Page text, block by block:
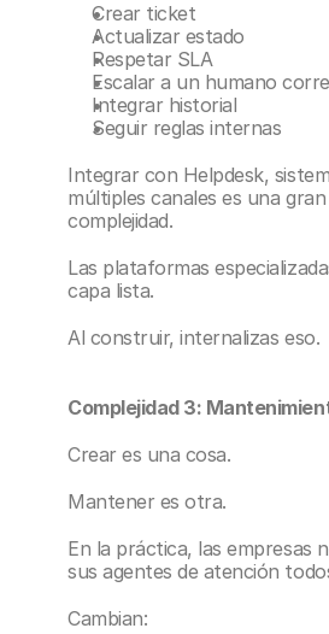
Crear ticket
Actualizar estado
Respetar SLA
Escalar a un humano
Integrar historial
Seguir reglas internas
Integrar con Helpdesk,
múltiples canales es una
complejidad.
Las plataformas
capa lista.
Al construir, internalizas eso.
Complejidad 3:
Crear es una cosa.
Mantener es otra.
En la práctica, las empresas
sus agentes de atención
Cambian: